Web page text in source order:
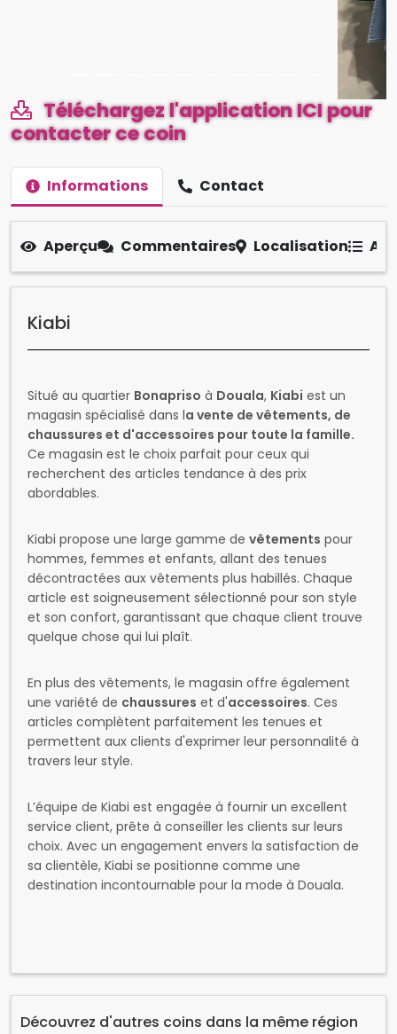
Téléchargez l'application ICI pour
contacter ce coin
Informations Contact
Aperçu Commentaires Localisation
Kiabi
Situé au quartier Bonapriso à Douala, Kiabi est un
magasin spécialisé dans la vente de vêtements, de
chaussures et d'accessoires pour toute la famille.
Ce magasin est le choix parfait pour ceux qui
recherchent des articles tendance à des prix
abordables.
Kiabi propose une large gamme de vêtements pour
hommes, femmes et enfants, allant des tenues
décontractées aux vêtements plus habillés. Chaque
article est soigneusement sélectionné pour son style
et son confort, garantissant que chaque client trouve
quelque chose qui lui plaît.
En plus des vêtements, le magasin offre également
une variété de chaussures et d'accessoires. Ces
articles complètent parfaitement les tenues et
permettent aux clients d'exprimer leur personnalité à
travers leur style.
L’équipe de Kiabi est engagée à fournir un excellent
service client, prête à conseiller les clients sur leurs
choix. Avec un engagement envers la satisfaction de
sa clientèle, Kiabi se positionne comme une
destination incontournable pour la mode à Douala.
Découvrez d'autres coins dans la même région